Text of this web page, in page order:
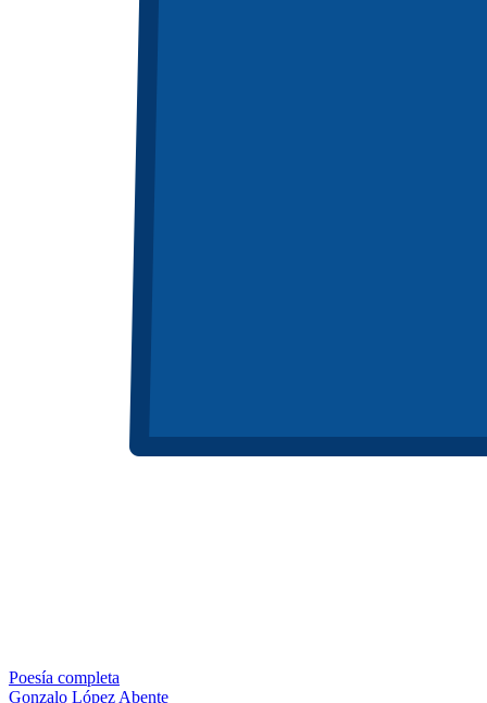
Poesía completa
Gonzalo López Abente